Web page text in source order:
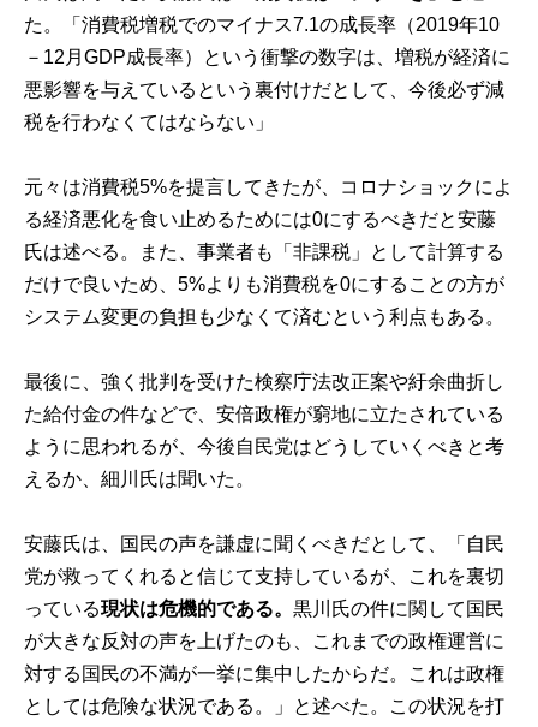
た。「消費税増税でのマイナス7.1の成長率（2019年10
－12月GDP成長率）という衝撃の数字は、増税が経済に
悪影響を与えているという裏付けだとして、今後必ず減
税を行わなくてはならない」
元々は消費税5%を提言してきたが、コロナショックによ
る経済悪化を食い止めるためには0にするべきだと安藤
氏は述べる。また、事業者も「非課税」として計算する
だけで良いため、5%よりも消費税を0にすることの方が
システム変更の負担も少なくて済むという利点もある。
最後に、強く批判を受けた検察庁法改正案や紆余曲折し
た給付金の件などで、安倍政権が窮地に立たされている
ように思われるが、今後自民党はどうしていくべきと考
えるか、細川氏は聞いた。
安藤氏は、国民の声を謙虚に聞くべきだとして、「自民
党が救ってくれると信じて支持しているが、これを裏切
っている現状は危機的である。黒川氏の件に関して国民
が大きな反対の声を上げたのも、これまでの政権運営に
対する国民の不満が一挙に集中したからだ。これは政権
としては危険な状況である。」と述べた。この状況を打